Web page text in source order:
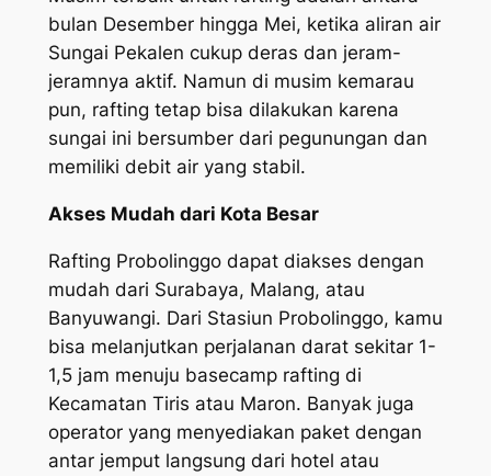
bulan Desember hingga Mei, ketika aliran air
Sungai Pekalen cukup deras dan jeram-
jeramnya aktif. Namun di musim kemarau
pun, rafting tetap bisa dilakukan karena
sungai ini bersumber dari pegunungan dan
memiliki debit air yang stabil.
Akses Mudah dari Kota Besar
Rafting Probolinggo dapat diakses dengan
mudah dari Surabaya, Malang, atau
Banyuwangi. Dari Stasiun Probolinggo, kamu
bisa melanjutkan perjalanan darat sekitar 1-
1,5 jam menuju basecamp rafting di
Kecamatan Tiris atau Maron. Banyak juga
operator yang menyediakan paket dengan
antar jemput langsung dari hotel atau